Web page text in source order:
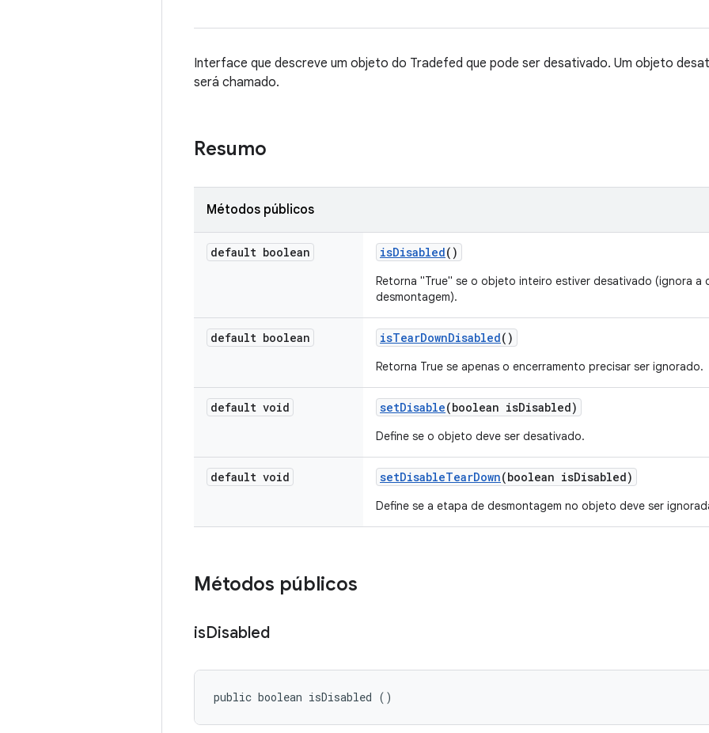
Interface que descreve um objeto do Tradefed que pode ser desativado. Um objeto
será chamado.
Resumo
Métodos públicos
default boolean isDisabled()
Retorna "True" se o objeto inteiro estiver desativado (ignora a
desmontagem).
default boolean isTearDownDisabled()
Retorna True se apenas o encerramento precisar ser ignorado.
default void setDisable(boolean isDisabled)
Define se o objeto deve ser desativado.
default void setDisableTearDown(boolean isDisabled)
Define se a etapa de desmontagem no objeto deve ser
Métodos públicos
isDisabled
public boolean isDisabled ()